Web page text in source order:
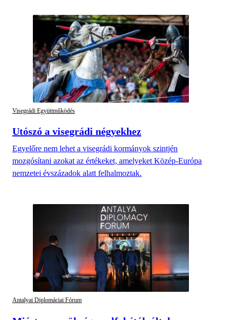
Visegrádi Együttműködés
Utószó a visegrádi négyekhez
Egyelőre nem lehet a visegrádi kormányok szintjén
mozgósítani azokat az értékeket, amelyeket Közép-Európa
nemzetei évszázadok alatt felhalmoztak.
Antalyai Diplomáciai Fórum